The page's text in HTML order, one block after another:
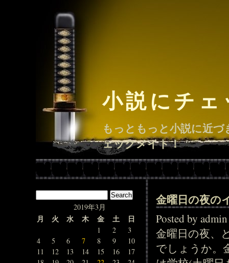
小説にチ
もっともっと小説に近
ェックメイト！
2019年3月
月 火 水 木 金 土 日
1 2
3
4
5 6 7 8 9
10
11
12 13 14 15 16
17
金曜日の夜の
Posted by
金曜日の夜、
でしょうか。